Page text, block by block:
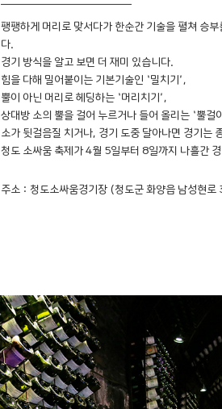
팽팽하게 머리로 맞서다가 한순간 기술을 펼쳐 승
다.
경기 방식을 알고 보면 더 재미 있습니다.
힘을 다해 밀어붙이는 기본기술인 ‘밀치기’,
뿔이 아닌 머리로 헤딩하는 ‘머리치기’,
상대방 소의 뿔을 걸어 누르거나 들어 올리는 ‘뿔걸
소가 뒷걸음질 치거나, 경기 도중 달아나면 경기는
청도 소싸움 축제가 4월 5일부터 8일까지 나흘간
주소 : 청도소싸움경기장 (청도군 화양읍 남성현로